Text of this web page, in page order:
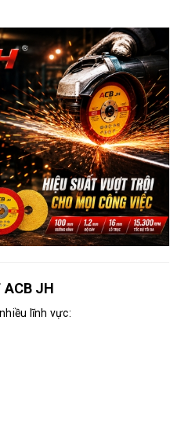
ACB JH
lĩnh vực: